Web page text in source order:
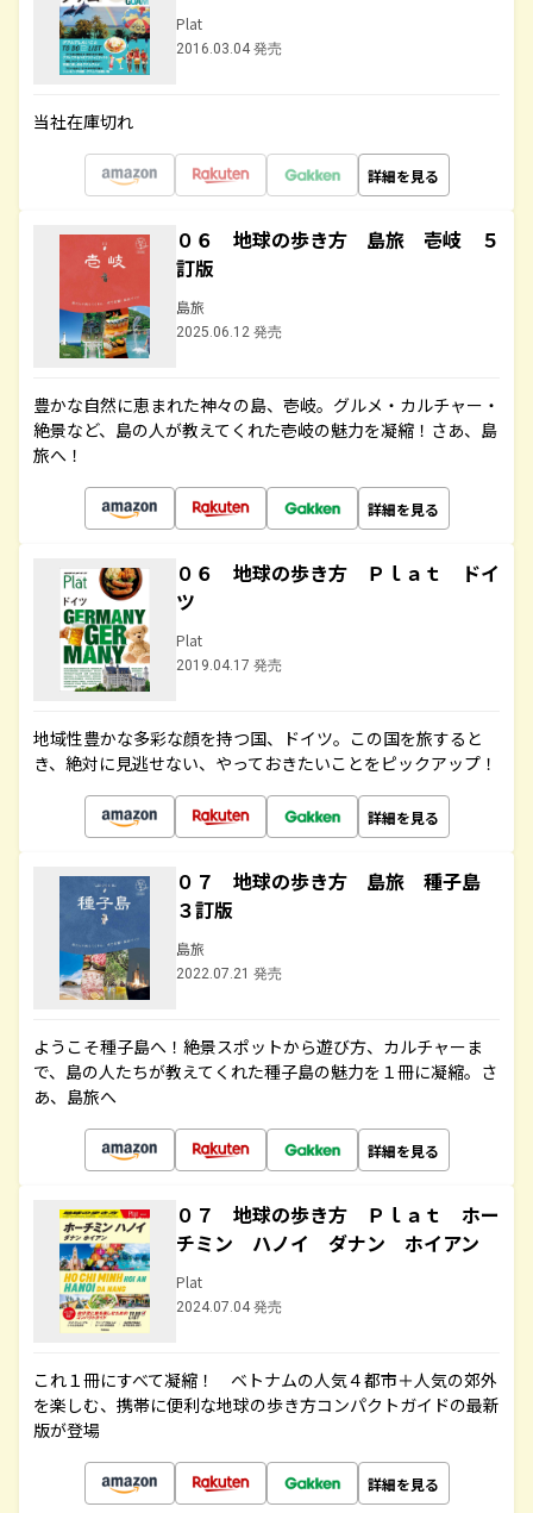
Plat
2016.03.04 発売
当社在庫切れ
詳細を見る
０６ 地球の歩き方 島旅 壱岐 ５
訂版
島旅
2025.06.12 発売
豊かな自然に恵まれた神々の島、壱岐。グルメ・カルチャー・
絶景など、島の人が教えてくれた壱岐の魅力を凝縮！さあ、島
旅へ！
詳細を見る
０６ 地球の歩き方 Ｐｌａｔ ドイ
ツ
Plat
2019.04.17 発売
地域性豊かな多彩な顔を持つ国、ドイツ。この国を旅すると
き、絶対に見逃せない、やっておきたいことをピックアップ！
詳細を見る
０７ 地球の歩き方 島旅 種子島
３訂版
島旅
2022.07.21 発売
ようこそ種子島へ！絶景スポットから遊び方、カルチャーま
で、島の人たちが教えてくれた種子島の魅力を１冊に凝縮。さ
あ、島旅へ
詳細を見る
０７ 地球の歩き方 Ｐｌａｔ ホー
チミン ハノイ ダナン ホイアン
Plat
2024.07.04 発売
これ１冊にすべて凝縮！ ベトナムの人気４都市＋人気の郊外
を楽しむ、携帯に便利な地球の歩き方コンパクトガイドの最新
版が登場
詳細を見る